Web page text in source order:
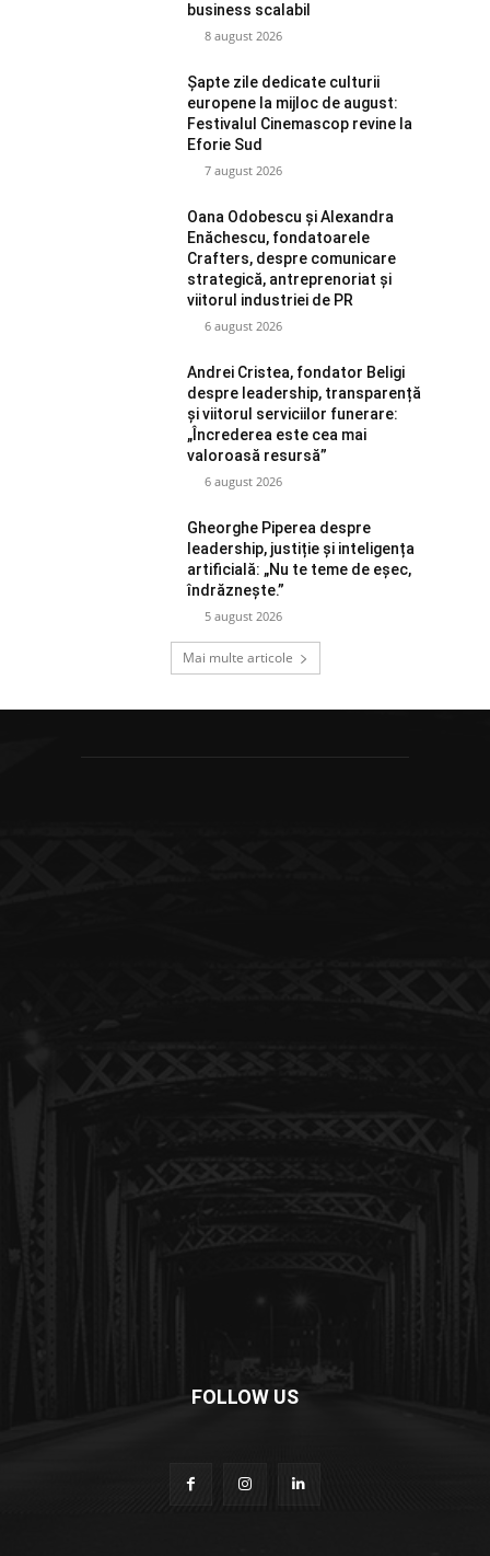
business scalabil
8 august 2026
Șapte zile dedicate culturii
europene la mijloc de august:
Festivalul Cinemascop revine la
Eforie Sud
7 august 2026
Oana Odobescu și Alexandra
Enăchescu, fondatoarele
Crafters, despre comunicare
strategică, antreprenoriat și
viitorul industriei de PR
6 august 2026
Andrei Cristea, fondator Beligi
despre leadership, transparență
și viitorul serviciilor funerare:
„Încrederea este cea mai
valoroasă resursă”
6 august 2026
Gheorghe Piperea despre
leadership, justiție și inteligența
artificială: „Nu te teme de eșec,
îndrăznește.”
5 august 2026
Mai multe articole
FOLLOW US